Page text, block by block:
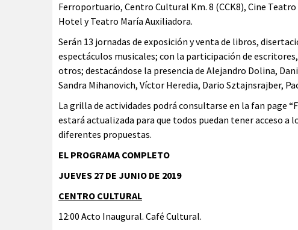
Ferroportuario, Centro Cultural Km. 8 (CCK8), Cine
Hotel y Teatro María Auxiliadora.
Serán 13 jornadas de exposición y venta de libros,
espectáculos musicales; con la participación de
otros; destacándose la presencia de Alejandro Dolina,
Sandra Mihanovich, Víctor Heredia, Dario Sztajnsrajber,
La grilla de actividades podrá consultarse en la fan page
estará actualizada para que todos puedan tener acceso a
diferentes propuestas.
EL PROGRAMA COMPLETO
JUEVES 27 DE JUNIO DE 2019
CENTRO CULTURAL
12:00 Acto Inaugural. Café Cultural.